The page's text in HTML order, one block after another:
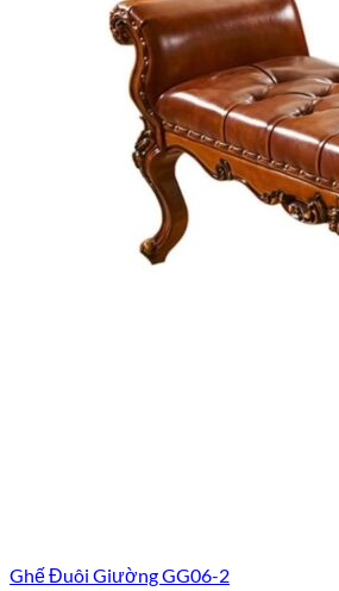
Ghế Đuôi Giường GG06-2